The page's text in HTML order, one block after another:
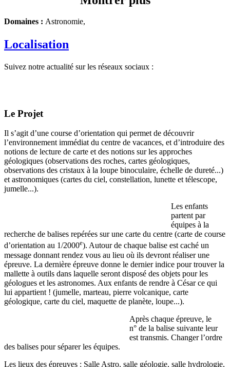
Domaines : Astronomie,
Localisation
Suivez notre actualité sur les réseaux sociaux :
Le Projet
Il s’agit d’une course d’orientation qui permet de découvrir
l’environnement immédiat du centre de vacances, et d’introduire des
notions de lecture de carte et des notions sur les approches
géologiques (observations des roches, cartes géologiques,
observations des cristaux à la loupe binoculaire, échelle de dureté...)
et astronomiques (cartes du ciel, constellation, lunette et télescope,
jumelle...).
Les enfants
partent par
équipes à la
recherche de balises repérées sur une carte du centre (carte de course
d’orientation au 1/2000e). Autour de chaque balise est caché un
message donnant rendez vous au lieu où ils devront réaliser une
épreuve. La dernière épreuve donne le dernier indice pour trouver la
mallette à outils dans laquelle seront disposé des objets pour les
géologues et les astronomes. Aux enfants de rendre à César ce qui
lui appartient ! (jumelle, marteau, pierre volcanique, carte
géologique, carte du ciel, maquette de planète, loupe...).
Après chaque épreuve, le
n° de la balise suivante leur
est transmis. Changer l’ordre
des balises pour séparer les équipes.
Les lieux des épreuves : Salle Astro, salle géologie, salle hydrologie,